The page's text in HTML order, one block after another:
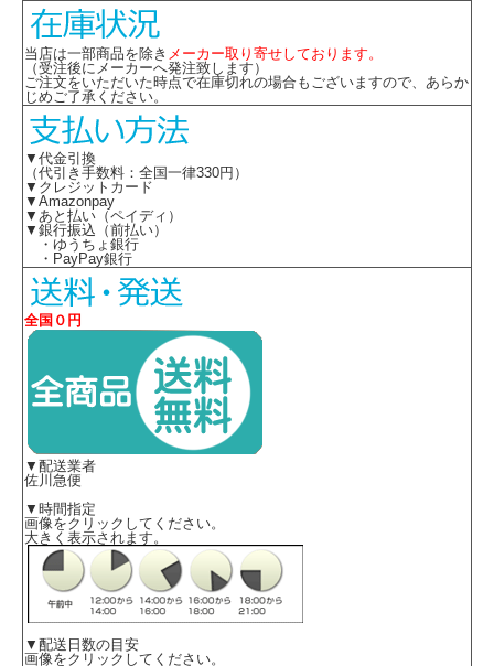
当店は一部商品を除き メーカー取り寄せしております。
（受注後にメーカーへ発注致します）
ご注文をいただいた時点で在庫切れの場合もございますので、あらか
じめご了承ください。
▼代金引換
（代引き手数料：全国一律330円）
▼クレジットカード
▼Amazonpay
▼あと払い（ペイディ）
▼銀行振込（前払い）
・ゆうちょ銀行
・PayPay銀行
全国０円
▼配送業者
佐川急便
▼時間指定
画像をクリックしてください。
大きく表示されます。
▼配送日数の目安
画像をクリックしてください。